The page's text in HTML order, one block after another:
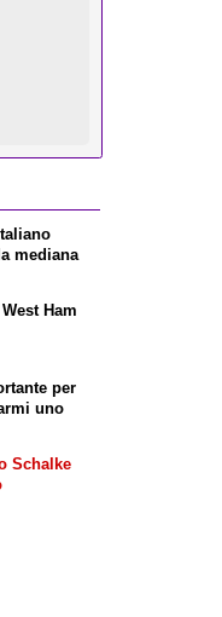
mediana
Ham
per
uno
Schalke